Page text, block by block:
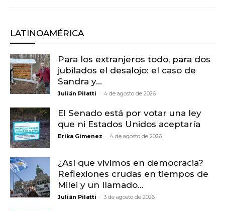
LATINOAMÉRICA
Para los extranjeros todo, para dos
jubilados el desalojo: el caso de
Sandra y...
Julián Pilatti - 4 de agosto de 2026
El Senado está por votar una ley
que ni Estados Unidos aceptaría
Erika Gimenez - 4 de agosto de 2026
¿Así que vivimos en democracia?
Reflexiones crudas en tiempos de
Milei y un llamado...
Julián Pilatti - 3 de agosto de 2026